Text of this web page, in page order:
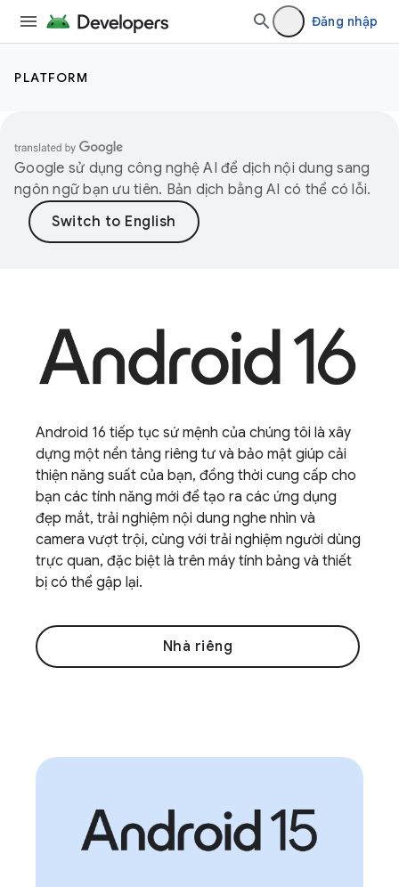
Đăng nhập
PLATFORM
Google sử dụng công nghệ AI để dịch nội dung sang
ngôn ngữ bạn ưu tiên. Bản dịch bằng AI có thể có lỗi.
Android 16 tiếp tục sứ mệnh của chúng tôi là xây
dựng một nền tảng riêng tư và bảo mật giúp cải
thiện năng suất của bạn, đồng thời cung cấp cho
bạn các tính năng mới để tạo ra các ứng dụng
đẹp mắt, trải nghiệm nội dung nghe nhìn và
camera vượt trội, cùng với trải nghiệm người dùng
trực quan, đặc biệt là trên máy tính bảng và thiết
bị có thể gập lại.
Nhà riêng